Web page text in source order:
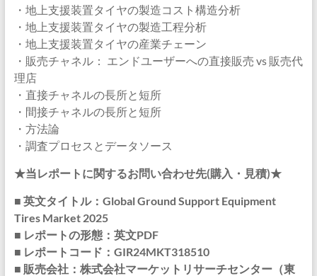
・地上支援装置タイヤの製造コスト構造分析
・地上支援装置タイヤの製造工程分析
・地上支援装置タイヤの産業チェーン
・販売チャネル： エンドユーザーへの直接販売 vs 販売代
理店
・直接チャネルの長所と短所
・間接チャネルの長所と短所
・方法論
・調査プロセスとデータソース
★当レポートに関するお問い合わせ先(購入・見積)★
■ 英文タイトル：Global Ground Support Equipment
Tires Market 2025
■ レポートの形態：英文PDF
■ レポートコード：GIR24MKT318510
■ 販売会社：株式会社マーケットリサーチセンター（東